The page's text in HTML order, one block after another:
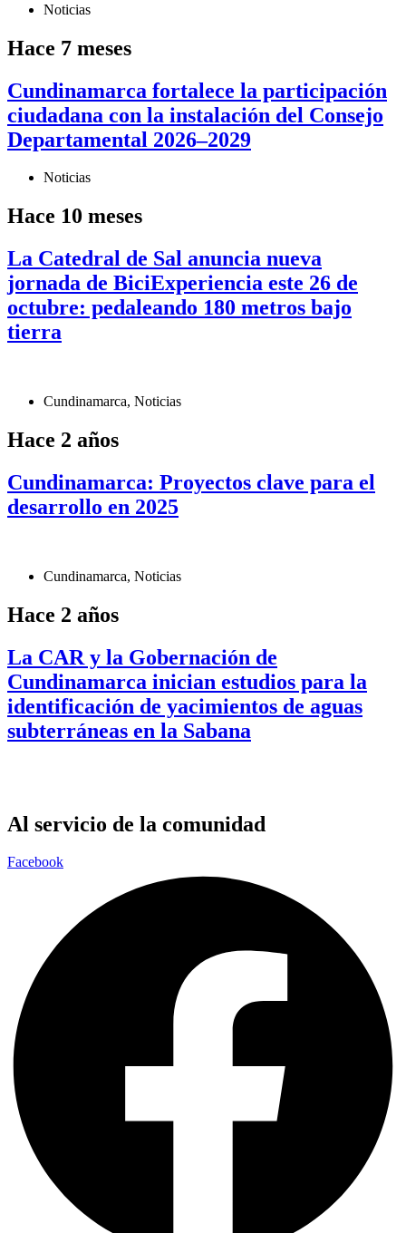
Noticias
Hace 7 meses
Cundinamarca fortalece la participación
ciudadana con la instalación del Consejo
Departamental 2026–2029
Noticias
Hace 10 meses
La Catedral de Sal anuncia nueva
jornada de BiciExperiencia este 26 de
octubre: pedaleando 180 metros bajo
tierra
Cundinamarca, Noticias
Hace 2 años
Cundinamarca: Proyectos clave para el
desarrollo en 2025
Cundinamarca, Noticias
Hace 2 años
La CAR y la Gobernación de
Cundinamarca inician estudios para la
identificación de yacimientos de aguas
subterráneas en la Sabana
Al servicio de la comunidad
Facebook